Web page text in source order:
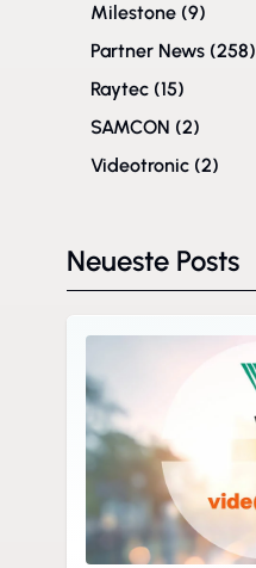
Milestone (9)
Partner News (258)
Raytec (15)
SAMCON (2)
Videotronic (2)
Neueste Posts